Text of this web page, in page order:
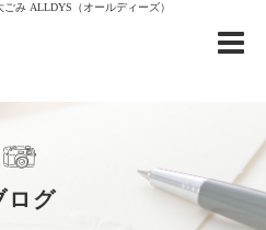
み ALLDYS（オールディーズ）
ログ